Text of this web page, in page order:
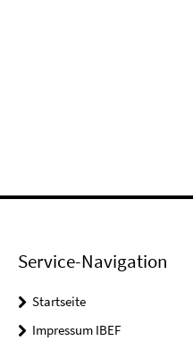
Service-Navigation
Startseite
Impressum IBEF